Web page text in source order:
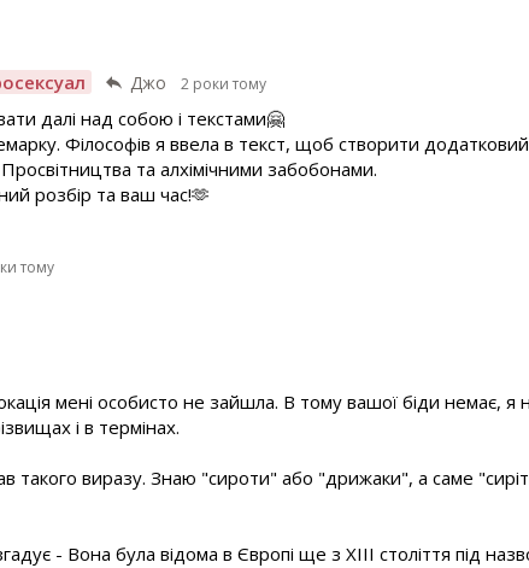
Джо 2 роки тому
далі над собою і текстами🤗
Філософів я ввела в текст, щоб створити додатковий
та алхімічними забобонами.
розбір та ваш час!🫶
тому
мені особисто не зайшла. В тому вашої біди немає,
і в термінах.
такого виразу. Знаю "сироти" або "дрижаки", а саме
- Вона була відома в Європі ще з XIII століття під